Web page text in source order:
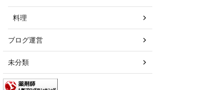
料理
ブログ運営
未分類